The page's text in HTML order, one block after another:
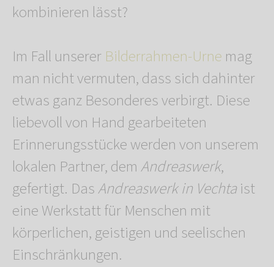
kombinieren lässt?
Im Fall unserer Bilderrahmen-Urne mag
man nicht vermuten, dass sich dahinter
etwas ganz Besonderes verbirgt. Diese
liebevoll von Hand gearbeiteten
Erinnerungsstücke werden von unserem
lokalen Partner, demAndreaswerk,
gefertigt. DasAndreaswerk in Vechtaist
eine Werkstatt für Menschen mit
körperlichen, geistigen und seelischen
Einschränkungen.